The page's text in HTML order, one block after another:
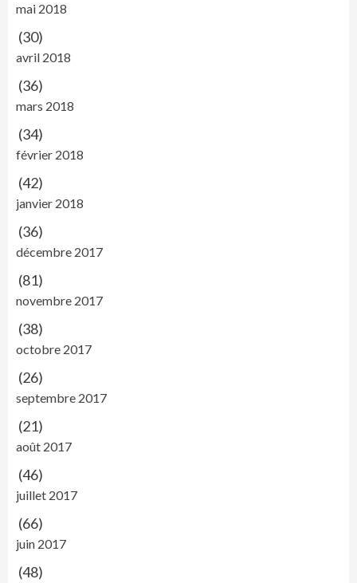
mai 2018
(30)
avril 2018
(36)
mars 2018
(34)
février 2018
(42)
janvier 2018
(36)
décembre 2017
(81)
novembre 2017
(38)
octobre 2017
(26)
septembre 2017
(21)
août 2017
(46)
juillet 2017
(66)
juin 2017
(48)